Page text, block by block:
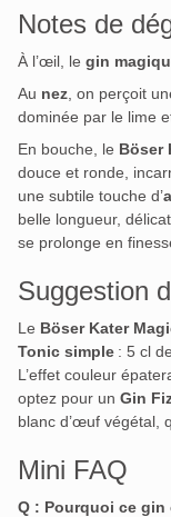
Notes de
À l’œil, le gin
Au nez , on perçoit
dominée par le lime
En bouche, le Böser
douce et ronde,
une subtile touche d’
belle longueur,
se prolonge en
Suggestion
Le Böser Kater
Tonic simple : 5 cl
L’effet couleur
optez pour un Gin
blanc d’œuf végétal,
Mini FAQ
Q : Pourquoi ce gin